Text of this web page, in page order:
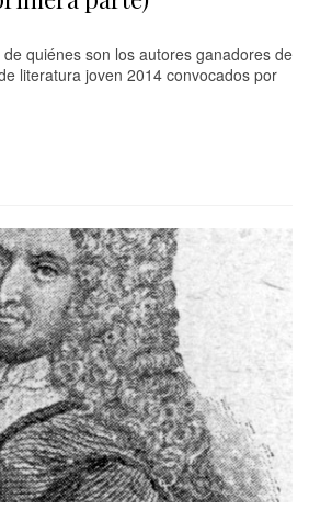
quiénes son los autores ganadores de
literatura joven 2014 convocados por